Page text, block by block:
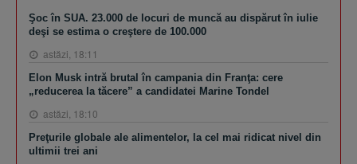
Şoc în SUA. 23.000 de locuri de muncă au dispărut în iulie
deşi se estima o creştere de 100.000
astăzi, 18:11
Elon Musk intră brutal în campania din Franţa: cere
„reducerea la tăcere” a candidatei Marine Tondel
astăzi, 18:10
Preţurile globale ale alimentelor, la cel mai ridicat nivel din
ultimii trei ani